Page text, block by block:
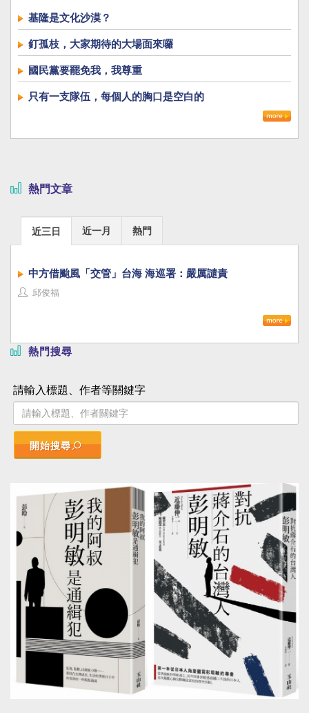
基隆是文化沙漠？
釘孤枝，大家期待的大場面來囉
國民黨要罷免我，我尊重
只有一支隊伍，每個人的胸口是空白的
熱門文章
近三日 近一月 熱門
中方借颱風「交管」台海 海巡署：嚴厲譴責
邱俊福
熱門搜尋
請輸入標題、作者等關鍵字
開始搜尋